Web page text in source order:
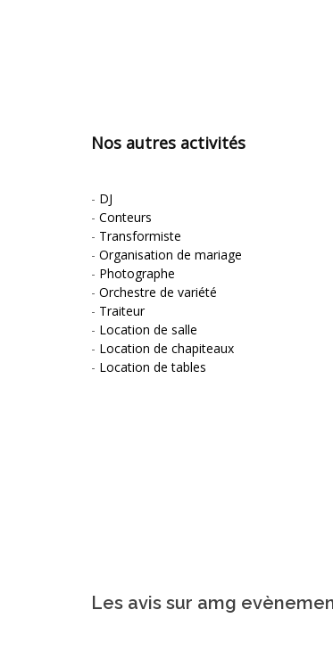
Nos autres activités
- DJ
- Conteurs
- Transformiste
- Organisation de mariage
- Photographe
- Orchestre de variété
- Traiteur
- Location de salle
- Location de chapiteaux
- Location de tables
Les avis sur amg